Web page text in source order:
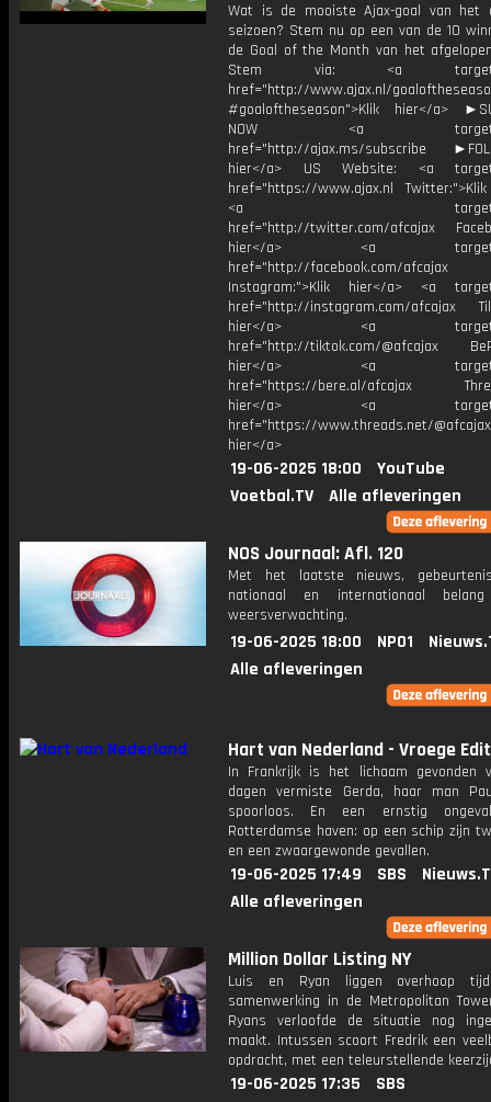
Wat is de mooiste Ajax-goal van het
seizoen? Stem nu op een van de 10
de Goal of the Month van het
Stem via: <a
href="http://www.ajax.nl/
#goaloftheseason">Klik hier</a>
NOW <a
href="http://ajax.ms/subscribe
hier</a> US Website: <a
href="https://www.ajax.nl
<a
href="http://twitter.com/afcajax
hier</a> <a
href="http://facebook.com/afcajax
Instagram:">Klik hier</a> <a
href="http://instagram.com/afcajax
hier</a> <a
href="http://tiktok.com/@afcajax
hier</a> <a
href="https://bere.al/afcajax
hier</a> <a
href="https://www.threads.net/
hier</a>
19-06-2025 18:00
YouTube
Voetbal.TV
Alle afleveringen
NOS Journaal: Afl. 120
Met het laatste nieuws,
nationaal en internationaal
weersverwachting.
19-06-2025 18:00 NPO1
Alle afleveringen
Hart van Nederland - Vroege
In Frankrijk is het lichaam gevonden
dagen vermiste Gerda, haar man
spoorloos. En een ernstig
Rotterdamse haven: op een schip zijn
en een zwaargewonde gevallen.
19-06-2025 17:49 SBS
Alle afleveringen
Million Dollar Listing NY
Luis en Ryan liggen overhoop
samenwerking in de Metropolitan
Ryans verloofde de situatie nog
maakt. Intussen scoort Fredrik een
opdracht, met een teleurstellende
19-06-2025 17:35
SBS